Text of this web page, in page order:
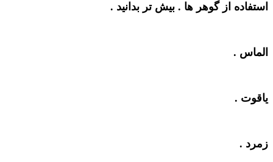
استفاده از گوهر ها . بیش تر بدانید .
الماس .
یاقوت .
زمرد .